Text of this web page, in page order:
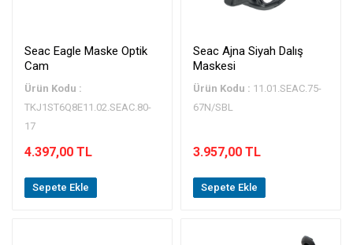
Seac Eagle Maske Optik
Cam
Ürün Kodu :
TKJ1ST6Q8E11.02.SEAC.80-
17
4.397,00 TL
Sepete Ekle
Seac Ajna Siyah Dalış
Maskesi
Ürün Kodu : 11.01.SEAC.75-
67N/SBL
3.957,00 TL
Sepete Ekle